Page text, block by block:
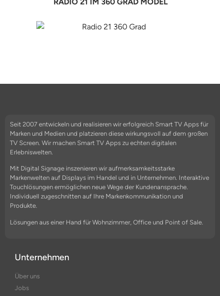
Seit 2007 entwickeln und realisieren wir erfolgreich Smart TV Apps für
Marken und Medien und platzieren diese wirkungsvoll auf dem großen
TV Screen. Wir machen Smart TV Apps zu echten digitalen
Erlebniswelten.
Mit Digital Signage inszenieren wir aufmerksamkeitsstarke
Markenwelten auf Displays im Handel und in Unternehmen. Interaktive
Touchlösungen ermöglichen neue Wege der Kundenansprache.
Individuell zugeschnitten auf Ihre Markenkommunikation und
Produkte.
Lösungen aus einer Hand für Wohnzimmer, Office und Point of Sale.
Unternehmen
Über uns
Jobs